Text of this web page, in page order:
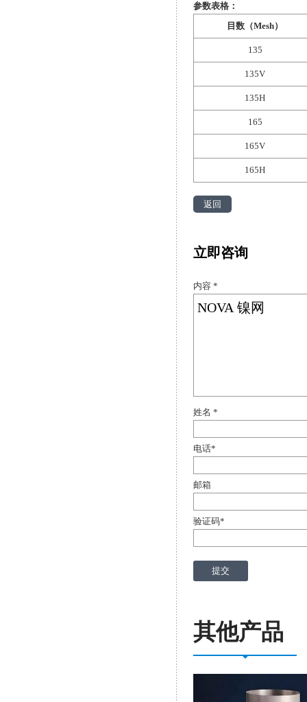
参数表格：
目数（Mesh）
135
135V
135H
165
165V
165H
返回
立即咨询
内容 *
姓名 *
电话*
邮箱
验证码*
其他产品